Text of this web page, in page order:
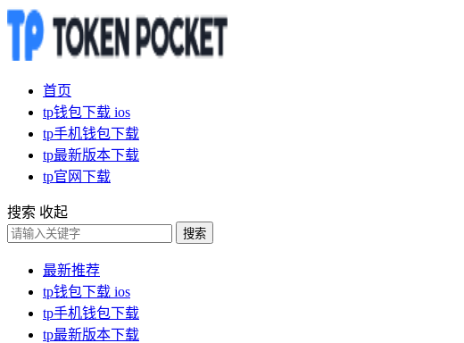
首页
tp钱包下载 ios
tp手机钱包下载
tp最新版本下载
tp官网下载
搜索 收起
搜索
最新推荐
tp钱包下载 ios
tp手机钱包下载
tp最新版本下载